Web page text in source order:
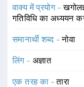
वाक्य में प्रयोग -
गतिविधि का अध्ययन
समानार्थी शब्द -नोवा
लिंग - अज्ञात
एक तरह का -तारा